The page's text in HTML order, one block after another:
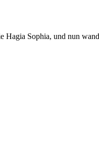
Hagia Sophia, und nun